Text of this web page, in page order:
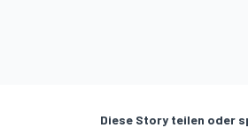
Diese Story teilen oder